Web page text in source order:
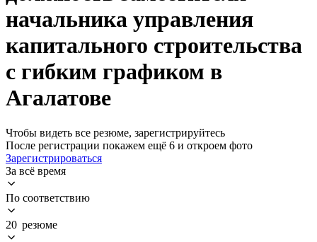
начальника управления
капитального строительства
с гибким графиком в
Агалатове
Чтобы видеть все резюме, зарегистрируйтесь
После регистрации покажем ещё 6 и откроем фото
Зарегистрироваться
За всё время
По соответствию
20 резюме